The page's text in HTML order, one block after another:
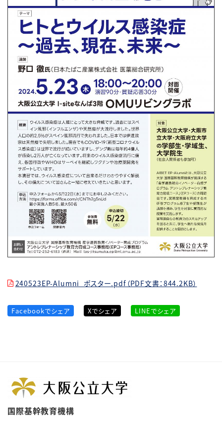
240523EP-Alumni_ポスター.pdf（PDF文書：844.2KB）
Facebookでシェア Xでシェア LINEでシェア
国際基幹教育機構